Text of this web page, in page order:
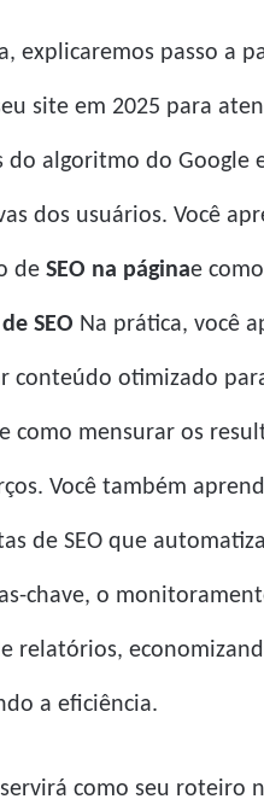
explicaremos passo a
site em 2025 para
do algoritmo do Google
dos usuários. Você
de SEO na páginae
SEO Na prática, você
conteúdo otimizado
como mensurar os
Você também
de SEO que
chave, o
relatórios,
a eficiência.
como seu roteiro